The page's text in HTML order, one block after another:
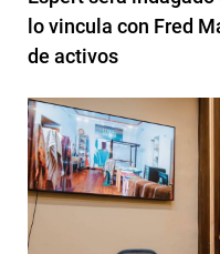
lo vincula con Fred
de activos